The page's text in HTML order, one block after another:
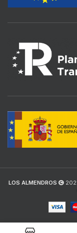
LOS ALMENDROS